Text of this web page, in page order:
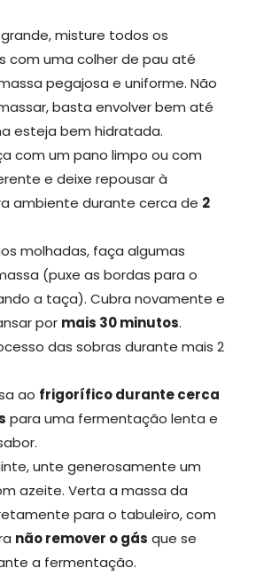
misture todos os
com uma colher de pau até
pegajosa e uniforme. Não
basta envolver bem até
esteja bem hidratada.
com um pano limpo ou com
e deixe repousar à
ambiente durante cerca de 2
molhadas, faça algumas
(puxe as bordas para o
a taça). Cubra novamente e
por mais 30 minutos.
das sobras durante mais 2
ao frigorífico durante cerca
para uma fermentação lenta e
unte generosamente um
azeite. Verta a massa da
para o tabuleiro, com
não remover o gás que se
a fermentação.